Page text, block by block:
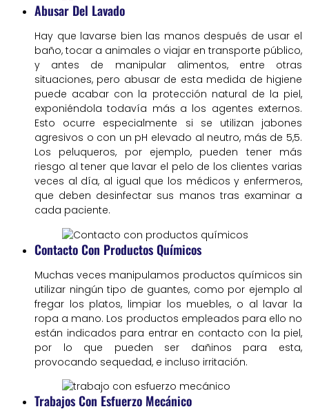
Abusar Del Lavado
Hay que lavarse bien las manos después de usar el
baño, tocar a animales o viajar en transporte público,
y antes de manipular alimentos, entre otras
situaciones, pero abusar de esta medida de higiene
puede acabar con la protección natural de la piel,
exponiéndola todavía más a los agentes externos.
Esto ocurre especialmente si se utilizan jabones
agresivos o con un pH elevado al neutro, más de 5,5.
Los peluqueros, por ejemplo, pueden tener más
riesgo al tener que lavar el pelo de los clientes varias
veces al día, al igual que los médicos y enfermeros,
que deben desinfectar sus manos tras examinar a
cada paciente.
Contacto Con Productos Químicos
Muchas veces manipulamos productos químicos sin
utilizar ningún tipo de guantes, como por ejemplo al
fregar los platos, limpiar los muebles, o al lavar la
ropa a mano. Los productos empleados para ello no
están indicados para entrar en contacto con la piel,
por lo que pueden ser dañinos para esta,
provocando sequedad, e incluso irritación.
Trabajos Con Esfuerzo Mecánico